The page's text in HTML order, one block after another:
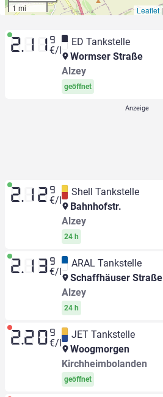
1 mi
Leaflet |
2.11 9
€/l
ED Tankstelle
Wormser Straße
Alzey
geöffnet
2.12 9
€/l
Shell Tankstelle
Bahnhofstr.
Alzey
24 h
2.13 9
€/l
ARAL Tankstelle
Schaffhäuser Straße
Alzey
24 h
2.20 9
€/l
JET Tankstelle
Woogmorgen
Kirchheimbolanden
geöffnet